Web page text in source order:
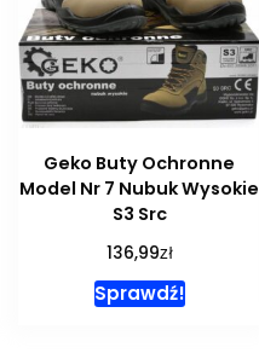
Geko Buty Ochronne
Model Nr 7 Nubuk Wysokie
S3 Src
136,99zł
Sprawdź!